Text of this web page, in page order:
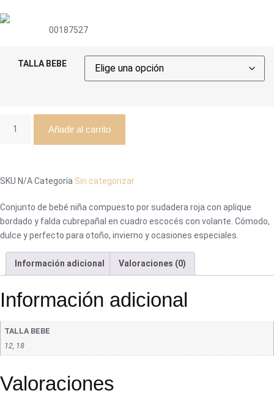
00187527
TALLA BEBE
Añadir al carrito
SKU N/ACategoría Sin categorizar
Conjunto de bebé niña compuesto por sudadera roja con aplique
bordado y falda cubrepañal en cuadro escocés con volante. Cómodo,
dulce y perfecto para otoño, invierno y ocasiones especiales.
Información adicional Valoraciones (0)
Información adicional
TALLA BEBE
12, 18
Valoraciones